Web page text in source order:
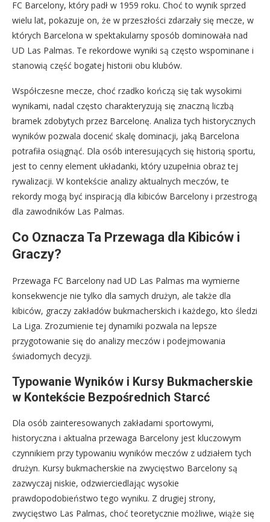
FC Barcelony, który padł w 1959 roku. Choć to wynik sprzed
wielu lat, pokazuje on, że w przeszłości zdarzały się mecze, w
których Barcelona w spektakularny sposób dominowała nad
UD Las Palmas. Te rekordowe wyniki są często wspominane i
stanowią część bogatej historii obu klubów.
Współczesne mecze, choć rzadko kończą się tak wysokimi
wynikami, nadal często charakteryzują się znaczną liczbą
bramek zdobytych przez Barcelonę. Analiza tych historycznych
wyników pozwala docenić skalę dominacji, jaką Barcelona
potrafiła osiągnąć. Dla osób interesujących się historią sportu,
jest to cenny element układanki, który uzupełnia obraz tej
rywalizacji. W kontekście analizy aktualnych meczów, te
rekordy mogą być inspiracją dla kibiców Barcelony i przestrogą
dla zawodników Las Palmas.
Co Oznacza Ta Przewaga dla Kibiców i
Graczy?
Przewaga FC Barcelony nad UD Las Palmas ma wymierne
konsekwencje nie tylko dla samych drużyn, ale także dla
kibiców, graczy zakładów bukmacherskich i każdego, kto śledzi
La Liga. Zrozumienie tej dynamiki pozwala na lepsze
przygotowanie się do analizy meczów i podejmowania
świadomych decyzji.
Typowanie Wyników i Kursy Bukmacherskie
w Kontekście Bezpośrednich Starcć
Dla osób zainteresowanych zakładami sportowymi,
historyczna i aktualna przewaga Barcelony jest kluczowym
czynnikiem przy typowaniu wyników meczów z udziałem tych
drużyn. Kursy bukmacherskie na zwycięstwo Barcelony są
zazwyczaj niskie, odzwierciedlając wysokie
prawdopodobieństwo tego wyniku. Z drugiej strony,
zwycięstwo Las Palmas, choć teoretycznie możliwe, wiąże się